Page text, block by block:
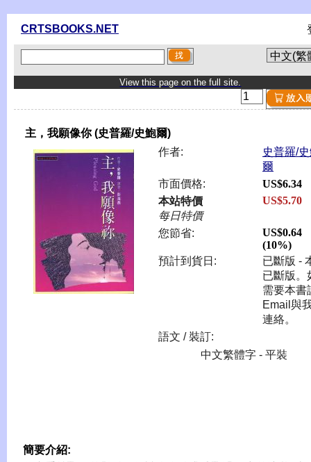
CRTSBOOKS.NET
View this page on the full site.
主，我願像你 (史普羅/史鮑爾)
作者:
史普羅/
爾
市面價格:
US$6.34
本站特價
每日特價
US$5.70
您節省:
US$0.64
(10%)
預計到貨日:
已斷版 -
已斷版。
需要本書
Email與
連絡。
語文 / 裝訂:
中文繁體字 - 平裝
簡要介紹: